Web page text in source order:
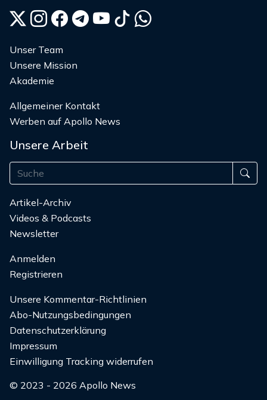
Unser Team
Unsere Mission
Akademie
Allgemeiner Kontakt
Werben auf Apollo News
Unsere Arbeit
Artikel-Archiv
Videos & Podcasts
Newsletter
Anmelden
Registrieren
Unsere Kommentar-Richtlinien
Abo-Nutzungsbedingungen
Datenschutzerklärung
Impressum
Einwilligung Tracking widerrufen
© 2023 - 2026 Apollo News